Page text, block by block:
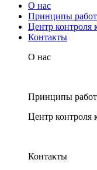
О нас
Принципы
Центр контроля
Контакты
О нас
Принципы
Центр контроля
Контакты